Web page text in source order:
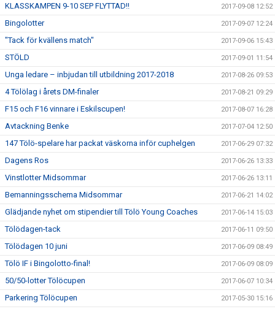
KLASSKAMPEN 9-10 SEP FLYTTAD!! 2017-09-08 12:52
Bingolotter 2017-09-07 12:24
"Tack för kvällens match" 2017-09-06 15:43
STÖLD 2017-09-01 11:54
Unga ledare – inbjudan till utbildning 2017-2018 2017-08-26 09:53
4 Tölölag i årets DM-finaler 2017-08-21 09:29
F15 och F16 vinnare i Eskilscupen! 2017-08-07 16:28
Avtackning Benke 2017-07-04 12:50
147 Tölö-spelare har packat väskorna inför cuphelgen 2017-06-29 07:32
Dagens Ros 2017-06-26 13:33
Vinstlotter Midsommar 2017-06-26 13:11
Bemanningsschema Midsommar 2017-06-21 14:02
Glädjande nyhet om stipendier till Tölö Young Coaches 2017-06-14 15:03
Tölödagen-tack 2017-06-11 09:50
Tölödagen 10 juni 2017-06-09 08:49
Tölö IF i Bingolotto-final! 2017-06-09 08:09
50/50-lotter Tölöcupen 2017-06-07 10:34
Parkering Tölöcupen 2017-05-30 15:16